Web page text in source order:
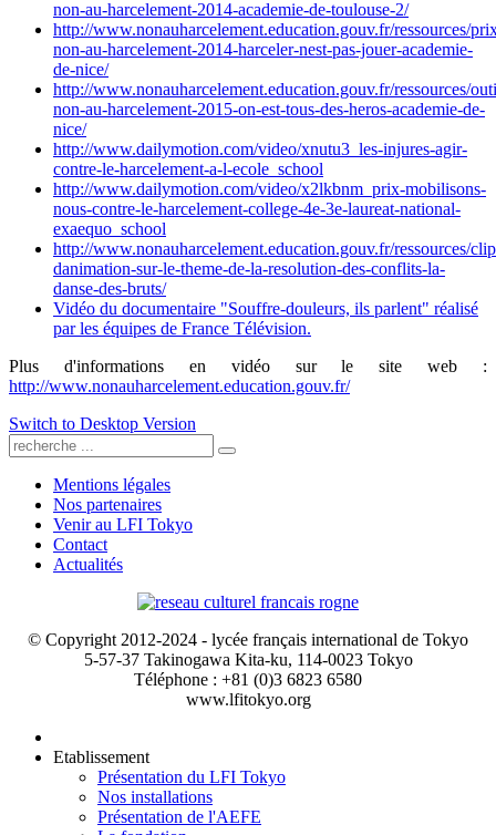
non-au-harcelement-2014-academie-de-toulouse-2/
http://www.nonauharcelement.education.gouv.fr/ressources/
non-au-harcelement-2014-harceler-nest-pas-jouer-academie-
de-nice/
http://www.nonauharcelement.education.gouv.fr/ressources/
non-au-harcelement-2015-on-est-tous-des-heros-academie-de-
nice/
http://www.dailymotion.com/video/xnutu3_les-injures-agir-
contre-le-harcelement-a-l-ecole_school
http://www.dailymotion.com/video/x2lkbnm_prix-mobilisons-
nous-contre-le-harcelement-college-4e-3e-laureat-national-
exaequo_school
http://www.nonauharcelement.education.gouv.fr/ressources/
danimation-sur-le-theme-de-la-resolution-des-conflits-la-
danse-des-bruts/
Vidéo du documentaire "Souffre-douleurs, ils parlent" réalisé
par les équipes de France Télévision.
Plus d'informations en vidéo sur le site web :
http://www.nonauharcelement.education.gouv.fr/
Switch to Desktop Version
Mentions légales
Nos partenaires
Venir au LFI Tokyo
Contact
Actualités
© Copyright 2012-2024 - lycée français international de Tokyo
5-57-37 Takinogawa Kita-ku, 114-0023 Tokyo
Téléphone : +81 (0)3 6823 6580
www.lfitokyo.org
Etablissement
Présentation du LFI Tokyo
Nos installations
Présentation de l'AEFE